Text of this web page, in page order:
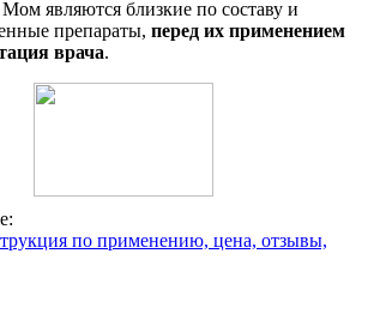
являются близкие по составу и
препараты, перед их применением
врача.
по применению, цена, отзывы,